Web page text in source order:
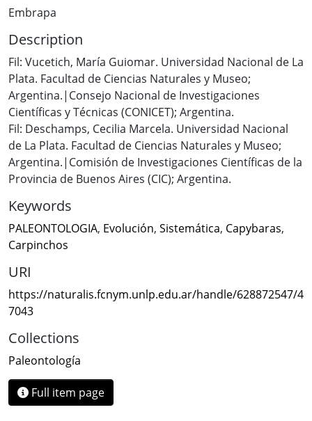
Embrapa
Description
Fil: Vucetich, María Guiomar. Universidad Nacional de La
Plata. Facultad de Ciencias Naturales y Museo;
Argentina.|Consejo Nacional de Investigaciones
Científicas y Técnicas (CONICET); Argentina.
Fil: Deschamps, Cecilia Marcela. Universidad Nacional
de La Plata. Facultad de Ciencias Naturales y Museo;
Argentina.|Comisión de Investigaciones Científicas de la
Provincia de Buenos Aires (CIC); Argentina.
Keywords
PALEONTOLOGIA, Evolución, Sistemática, Capybaras,
Carpinchos
URI
https://naturalis.fcnym.unlp.edu.ar/handle/628872547/4
7043
Collections
Paleontología
Full item page